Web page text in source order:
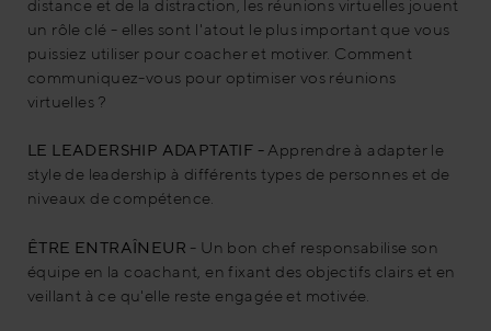
distance et de la distraction, les réunions virtuelles jouent
un rôle clé - elles sont l'atout le plus important que vous
puissiez utiliser pour coacher et motiver. Comment
communiquez-vous pour optimiser vos réunions
virtuelles ?
LE LEADERSHIP ADAPTATIF - Apprendre à adapter le
style de leadership à différents types de personnes et de
niveaux de compétence.
ÊTRE ENTRAÎNEUR - Un bon chef responsabilise son
équipe en la coachant, en fixant des objectifs clairs et en
veillant à ce qu'elle reste engagée et motivée.